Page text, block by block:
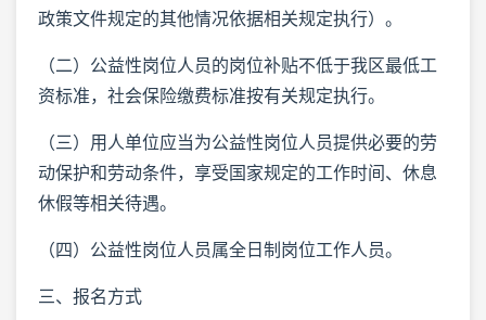
政策文件规定的其他情况依据相关规定执行）。
（二）公益性岗位人员的岗位补贴不低于我区最低工
资标准，社会保险缴费标准按有关规定执行。
（三）用人单位应当为公益性岗位人员提供必要的劳
动保护和劳动条件，享受国家规定的工作时间、休息
休假等相关待遇。
（四）公益性岗位人员属全日制岗位工作人员。
三、报名方式